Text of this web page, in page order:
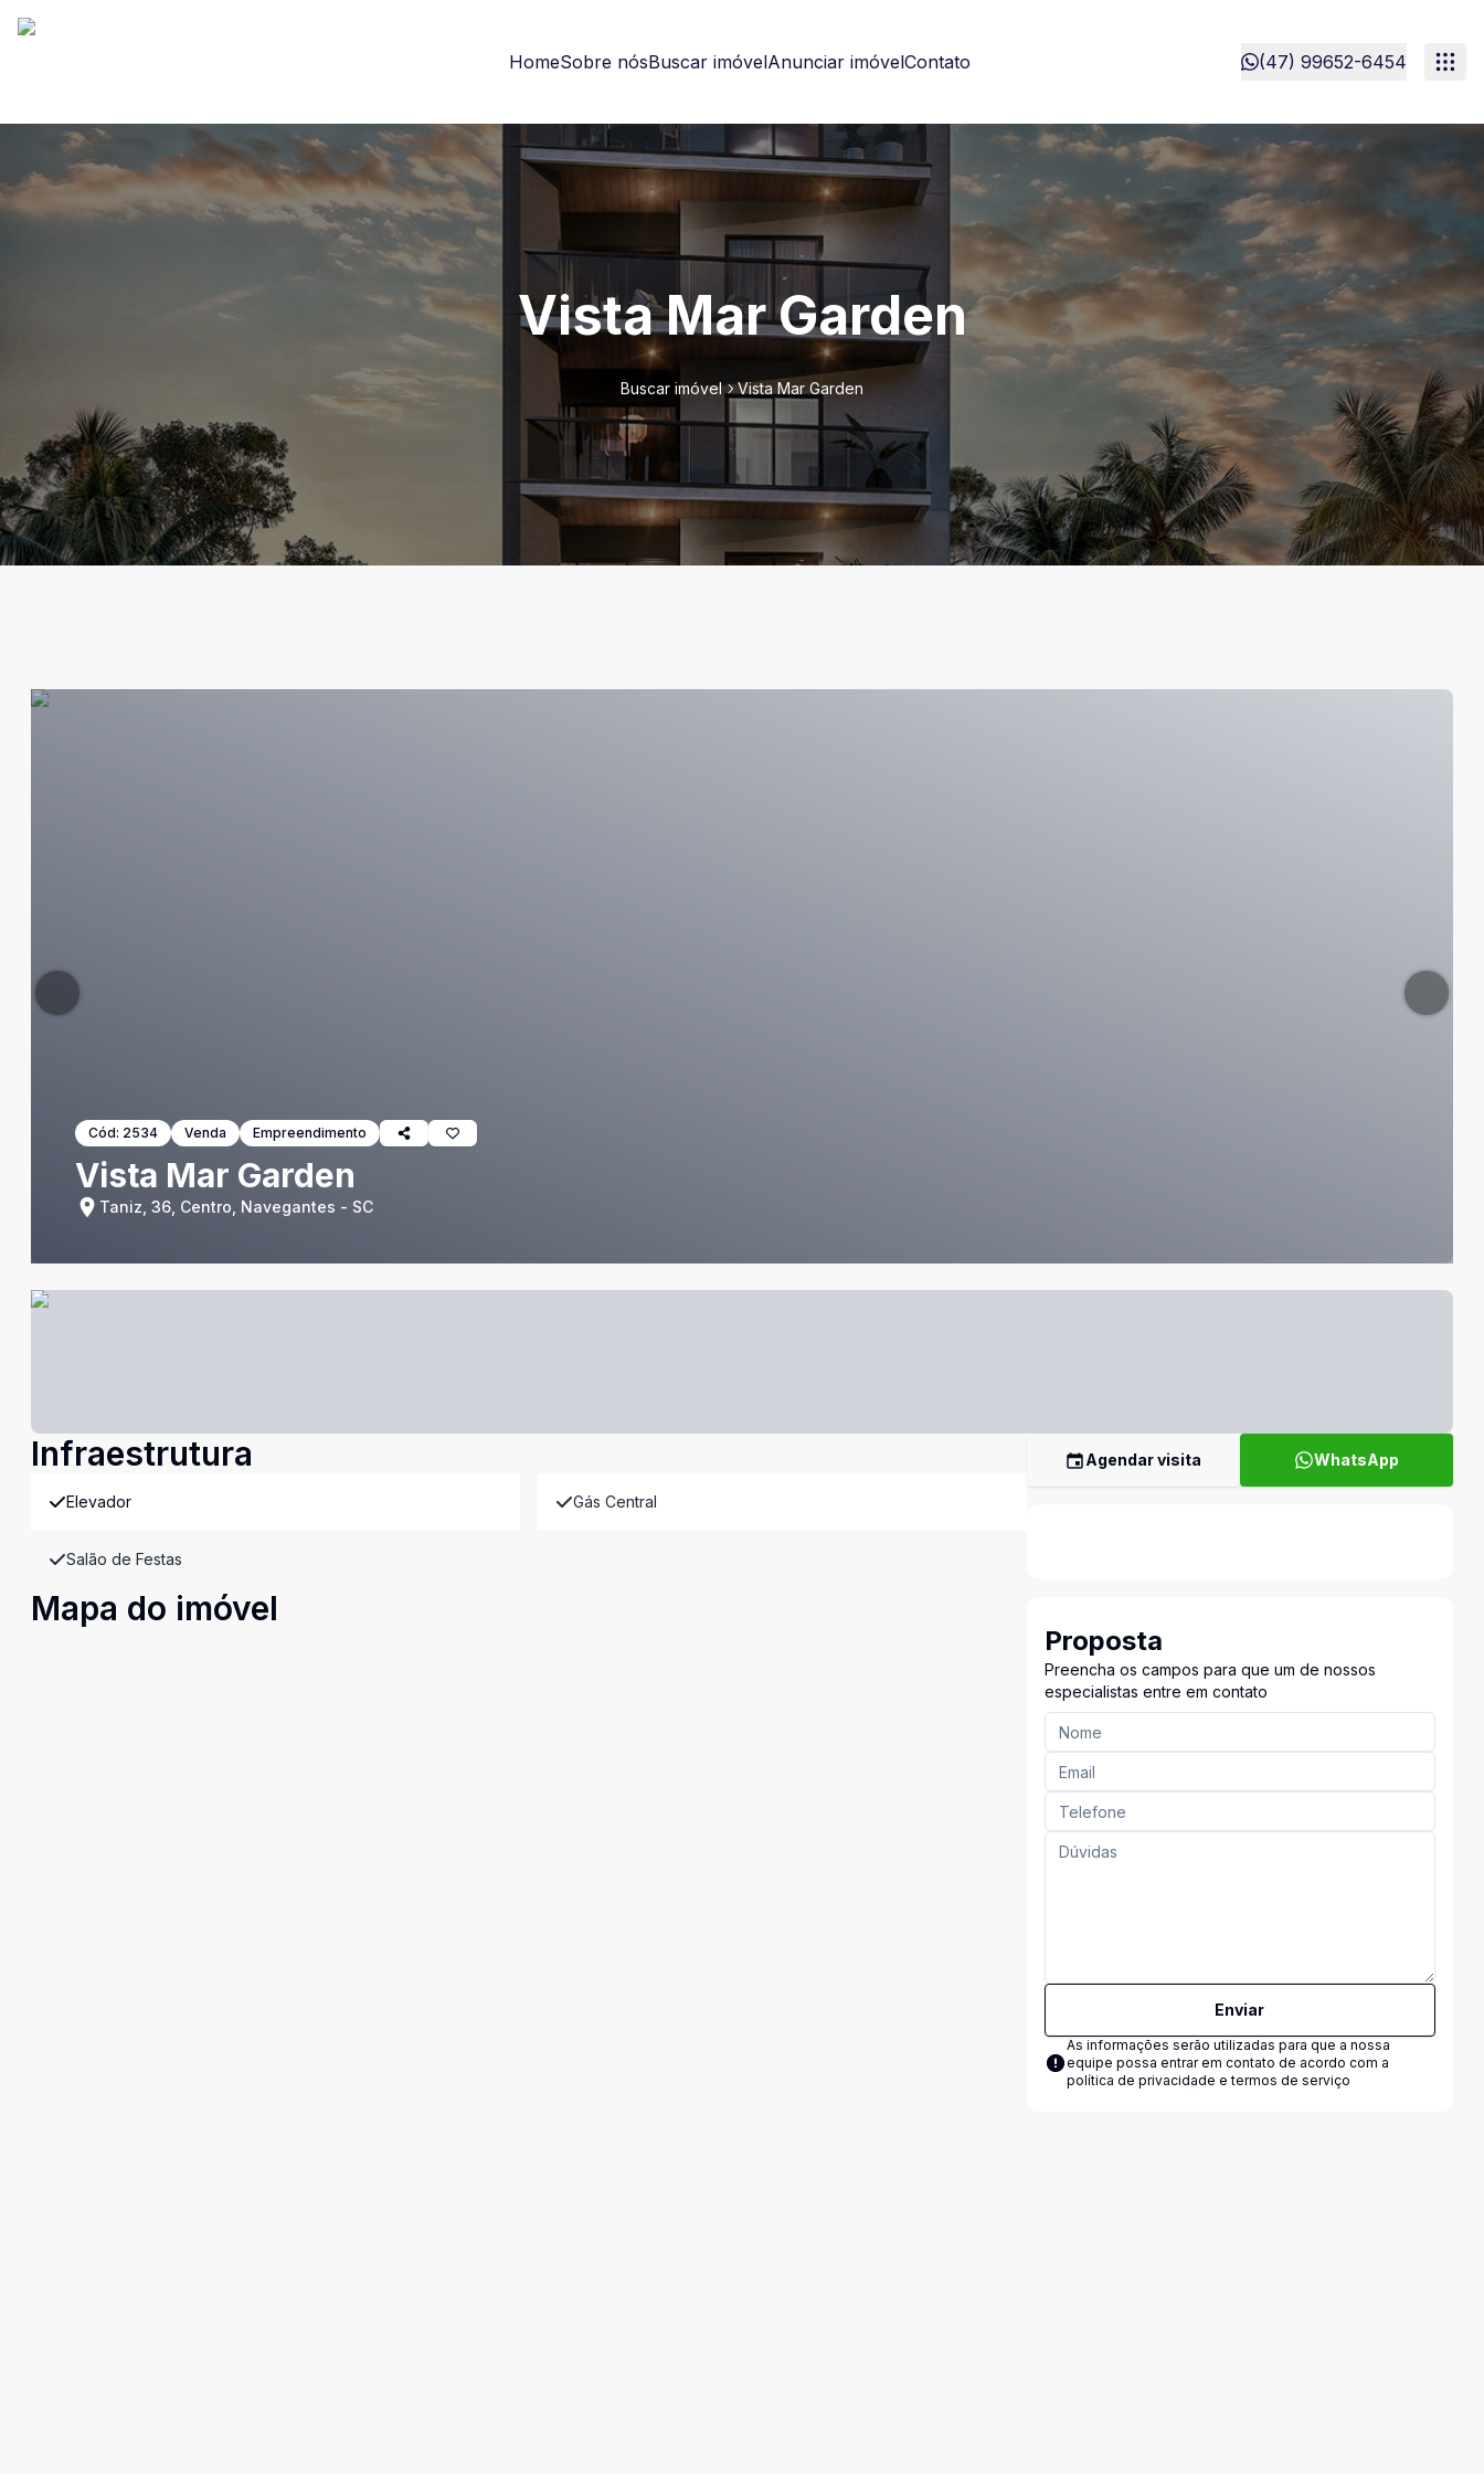
HomeSobre nósBuscar imóvelAnunciar imóvelContato (47) 99652-6454
Vista Mar Garden
Buscar imóvel Vista Mar Garden
Cód: 2534 Venda Empreendimento
Vista Mar Garden
Taniz, 36, Centro, Navegantes - SC
Infraestrutura
Elevador Gás Central
Salão de Festas
Mapa do imóvel
Agendar visita WhatsApp
Proposta
Preencha os campos para que um de nossos
especialistas entre em contato
Enviar
As informações serão utilizadas para que a nossa
equipe possa entrar em contato de acordo com a
política de privacidade e termos de serviço